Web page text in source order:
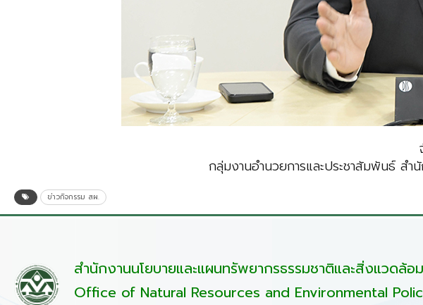
กลุ่มงานอำนวยการและประชาสัมพันธ์ ส
ข่าวกิจกรรม สผ.
สำนักงานนโยบายและแผนทรัพยากรธรรมชาติและสิ่งแวดล้อม
Office of Natural Resources and Environmental